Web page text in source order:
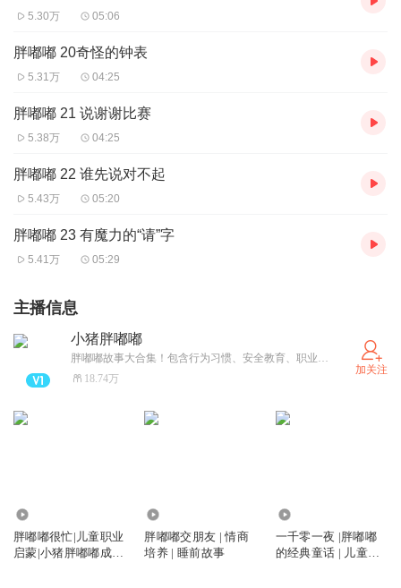
5.30万 05:06
胖嘟嘟 20奇怪的钟表
5.31万 04:25
胖嘟嘟 21 说谢谢比赛
5.38万 04:25
胖嘟嘟 22 谁先说对不起
5.43万 05:20
胖嘟嘟 23 有魔力的“请”字
5.41万 05:29
主播信息
小猪胖嘟嘟
胖嘟嘟故事大合集！包含行为习惯、安全教育、职业认知、人际交往、自然百科等多个主题，拒绝枯燥的说教，以故事的形式讲述知识和道理，快来和胖嘟嘟交个朋友吧！
18.74万
加关注
胖嘟嘟很忙|儿童职业
启蒙|小猪胖嘟嘟成长
胖嘟嘟交朋友 | 情商
培养 | 睡前故事
一千零一夜 |胖嘟嘟
的经典童话 | 儿童睡